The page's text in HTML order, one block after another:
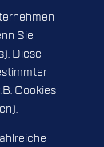
Sie
Diese
Cookies